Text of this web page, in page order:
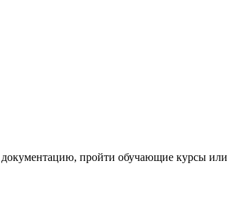
пройти обучающие курсы или